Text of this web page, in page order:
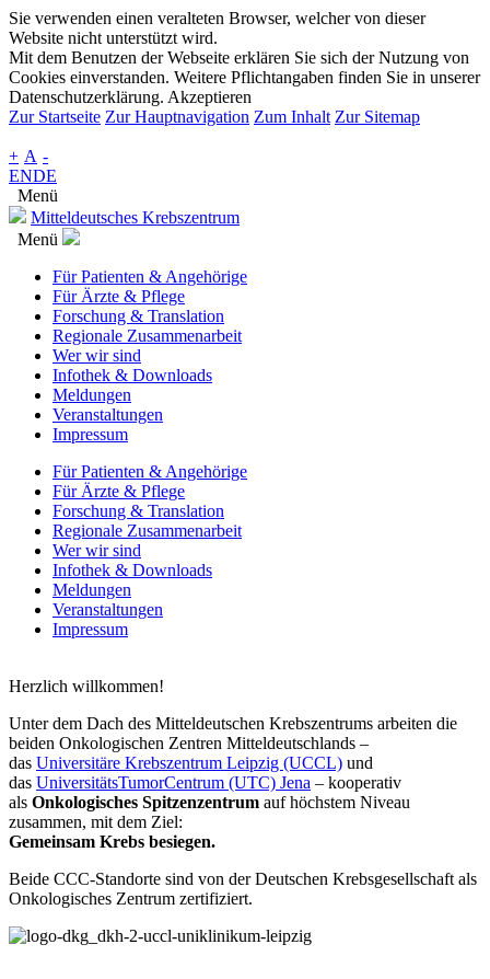
Sie verwenden einen veralteten Browser, welcher von dieser
Website nicht unterstützt wird.
Mit dem Benutzen der Webseite erklären Sie sich der Nutzung von
Cookies einverstanden. Weitere Pflichtangaben finden Sie in unserer
Datenschutzerklärung. Akzeptieren
Zur Startseite Zur Hauptnavigation Zum Inhalt Zur Sitemap
+ A -
ENDE
Menü
Mitteldeutsches Krebszentrum
Menü
Für Patienten & Angehörige
Für Ärzte & Pflege
Forschung & Translation
Regionale Zusammenarbeit
Wer wir sind
Infothek & Downloads
Meldungen
Veranstaltungen
Impressum
Für Patienten & Angehörige
Für Ärzte & Pflege
Forschung & Translation
Regionale Zusammenarbeit
Wer wir sind
Infothek & Downloads
Meldungen
Veranstaltungen
Impressum
Herzlich willkommen!
Unter dem Dach des Mitteldeutschen Krebszentrums arbeiten die
beiden Onkologischen Zentren Mitteldeutschlands –
das Universitäre Krebszentrum Leipzig (UCCL) und
das UniversitätsTumorCentrum (UTC) Jena – kooperativ
als Onkologisches Spitzenzentrum auf höchstem Niveau
zusammen, mit dem Ziel:
Gemeinsam Krebs besiegen.
Beide CCC-Standorte sind von der Deutschen Krebsgesellschaft als
Onkologisches Zentrum zertifiziert.